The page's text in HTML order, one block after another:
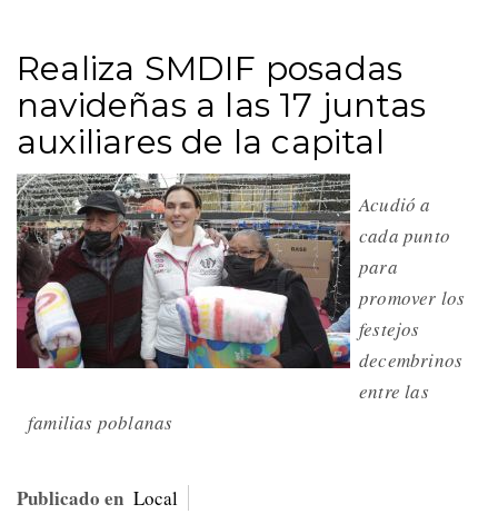
Realiza SMDIF posadas
navideñas a las 17 juntas
auxiliares de la capital
Acudió a
cada punto
para
promover los
festejos
decembrinos
entre las
familias poblanas
Publicado en Local